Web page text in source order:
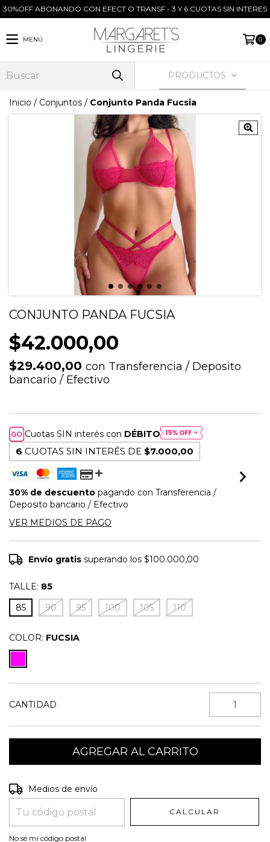
30%OFF ABONANDO CON EFECT O TRANSF - 3 Y 6 CUOTAS SIN INTERES
MENÚ 0
PRODUCTOS
Inicio / Conjuntos / Conjunto Panda Fucsia
CONJUNTO PANDA FUCSIA
$42.000,00
$29.400,00 con Transferencia / Deposito
bancario / Efectivo
Cuotas SIN interés con DÉBITO
6 CUOTAS SIN INTERÉS DE $7.000,00
30% de descuento pagando con Transferencia /
Deposito bancario / Efectivo
VER MEDIOS DE PAGO
Envío gratis superando los$100.000,00
TALLE: 85
85
90 95 100 105 110
COLOR: FUCSIA
CANTIDAD
Entregas para el CP:
Medios de envío
CALCULAR
No sé mi código postal